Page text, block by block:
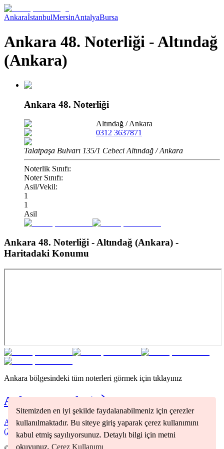
Sitemizden en iyi şekilde faydalanabilmeniz için çerezler
kullanılmaktadır. Bu siteye giriş yaparak çerez kullanımını
kabul etmiş sayılıyorsunuz. Detaylı bilgi için metni
okuyunuz. Çerez Kullanımı
AnkaraİstanbulMersinAntalyaBursa
Ankara 48. Noterliği - Altındağ
(Ankara)
Ankara 48. Noterliği
Altındağ /Ankara
0312 3637871
Talatpaşa Bulvarı 135/1 Cebeci Altındağ / Ankara
Noterlik Sınıfı:
Noter Sınıfı:
Asil/Vekil:
1
1
Asil
Ankara 48. Noterliği - Altındağ (Ankara) -
Haritadaki Konumu
Ankara bölgesindeki tüm noterleri görmek için tıklayınız
AnkaraNoterleri
Akyurt(2)Altındağ( 1)Çankaya(2)Keçiören (1)Sincan
(2 Yenimahalle